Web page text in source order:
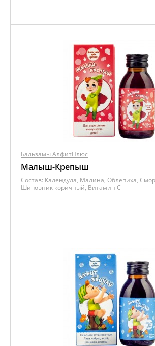
Бальзамы АлфитПлюс
Малыш-Крепыш
Состав: Календула, Малина, Облепиха,
Шиповник коричный, Витамин C